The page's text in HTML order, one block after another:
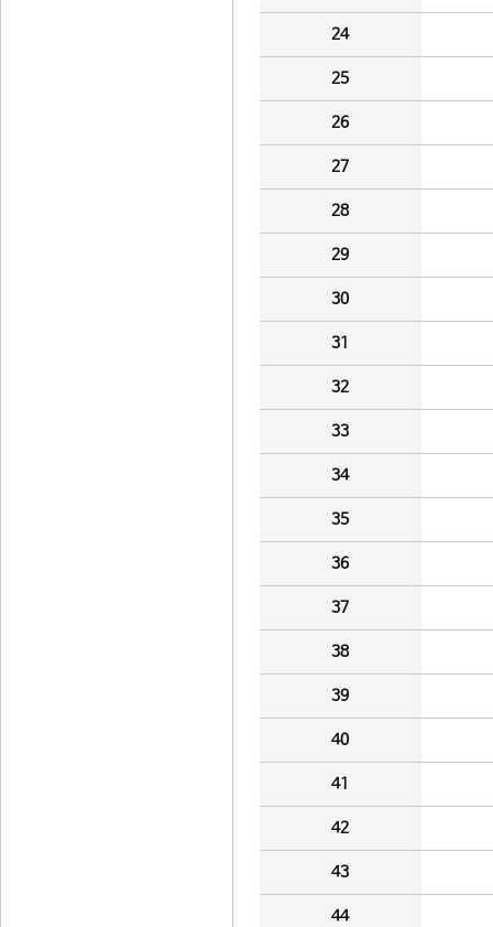
24
25
26
27
28
29
30
31
32
33
34
35
36
37
38
39
40
41
42
43
44